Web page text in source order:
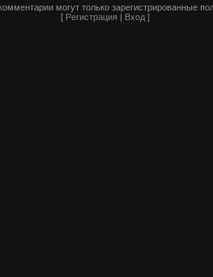
могут только зарегистрированные
[ Регистрация | Вход ]